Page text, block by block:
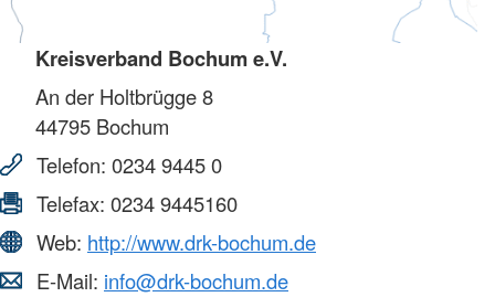
Kreisverband Bochum e.V.
An der Holtbrügge 8
44795 Bochum
Telefon: 0234 9445 0
Telefax: 0234 9445160
Web: http://www.drk-bochum.de
E-Mail: info@drk-bochum.de